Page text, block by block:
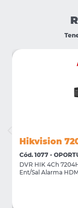
Hikvision
Cód. 1077 -
DVR HIK 4Ch
Ent/Sal Alarma